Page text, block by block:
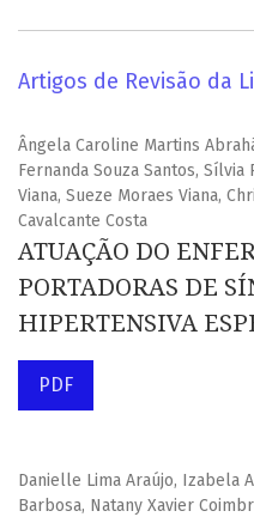
Artigos de Revisão da
Ângela Caroline Martins
Fernanda Souza Santos, Sílvia
Viana, Sueze Moraes Viana,
Cavalcante Costa
ATUAÇÃO DO
PORTADORAS DE
HIPERTENSIVA
PDF
Danielle Lima Araújo, Izabela
Barbosa, Natany Xavier